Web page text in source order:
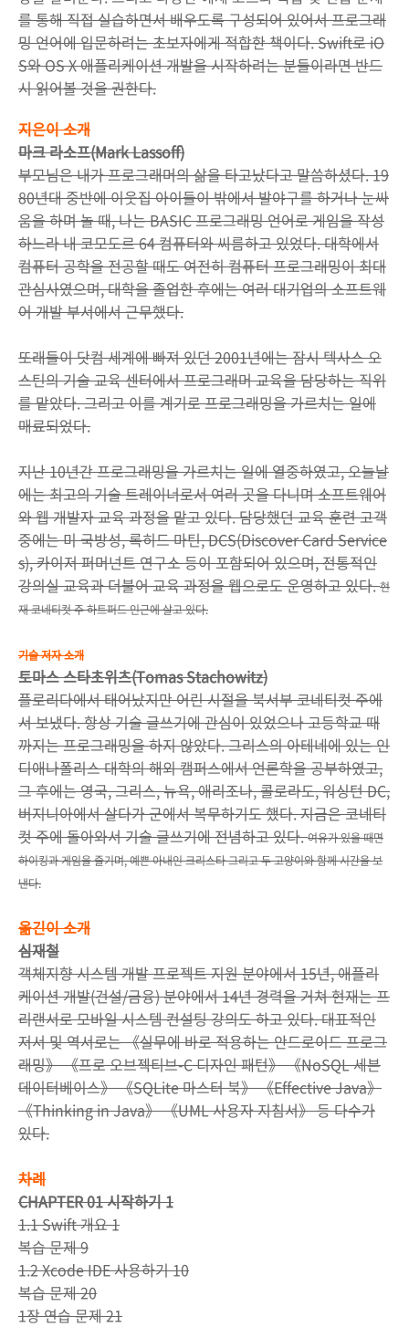
를 통해 직접 실습하면서 배우도록 구성되어 있어서 프로그래
밍 언어에 입문하려는 초보자에게 적합한 책이다. Swift로 iO
S와 OS X 애플리케이션 개발을 시작하려는 분들이라면 반드
시 읽어볼 것을 권한다.
지은이 소개
마크 라소프(Mark Lassoff)
부모님은 내가 프로그래머의 삶을 타고났다고 말씀하셨다. 19
80년대 중반에 이웃집 아이들이 밖에서 발야구를 하거나 눈싸
움을 하며 놀 때, 나는 BASIC 프로그래밍 언어로 게임을 작성
하느라 내 코모도르 64 컴퓨터와 씨름하고 있었다. 대학에서
컴퓨터 공학을 전공할 때도 여전히 컴퓨터 프로그래밍이 최대
관심사였으며, 대학을 졸업한 후에는 여러 대기업의 소프트웨
어 개발 부서에서 근무했다.
또래들이 닷컴 세계에 빠져 있던 2001년에는 잠시 텍사스 오
스틴의 기술 교육 센터에서 프로그래머 교육을 담당하는 직위
를 맡았다. 그리고 이를 계기로 프로그래밍을 가르치는 일에
매료되었다.
지난 10년간 프로그래밍을 가르치는 일에 열중하였고, 오늘날
에는 최고의 기술 트레이너로서 여러 곳을 다니며 소프트웨어
와 웹 개발자 교육 과정을 맡고 있다. 담당했던 교육 훈련 고객
중에는 미 국방성, 록히드 마틴, DCS(Discover Card Service
s), 카이저 퍼머넌트 연구소 등이 포함되어 있으며, 전통적인
강의실 교육과 더불어 교육 과정을 웹으로도 운영하고 있다.현
재 코네티컷 주 하트퍼드 인근에 살고 있다.
기술 저자 소개
토마스 스타초위츠(Tomas Stachowitz)
플로리다에서 태어났지만 어린 시절을 북서부 코네티컷 주에
서 보냈다. 항상 기술 글쓰기에 관심이 있었으나 고등학교 때
까지는 프로그래밍을 하지 않았다. 그리스의 아테네에 있는 인
디애나폴리스 대학의 해외 캠퍼스에서 언론학을 공부하였고,
그 후에는 영국, 그리스, 뉴욕, 애리조나, 콜로라도, 워싱턴 DC,
버지니아에서 살다가 군에서 복무하기도 했다. 지금은 코네티
컷 주에 돌아와서 기술 글쓰기에 전념하고 있다.여유가 있을 때면
하이킹과 게임을 즐기며, 예쁜 아내인 크리스타 그리고 두 고양이와 함께 시간을 보
낸다.
옮긴이 소개
심재철
객체지향 시스템 개발 프로젝트 지원 분야에서 15년, 애플리
케이션 개발(건설/금융) 분야에서 14년 경력을 거쳐 현재는 프
리랜서로 모바일 시스템 컨설팅 강의도 하고 있다. 대표적인
저서 및 역서로는 《실무에 바로 적용하는 안드로이드 프로그
래밍》 《프로 오브젝티브-C 디자인 패턴》 《NoSQL 세븐
데이터베이스》 《SQLite 마스터 북》 《Effective Java》
《Thinking in Java》 《UML 사용자 지침서》 등 다수가
있다.
차례
CHAPTER 01 시작하기 1
1.1 Swift 개요 1
복습 문제 9
1.2 Xcode IDE 사용하기 10
복습 문제 20
1장 연습 문제 21